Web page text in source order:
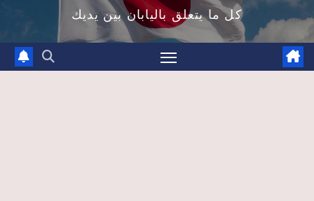
كل ما يتعلق باليابان بين يديك